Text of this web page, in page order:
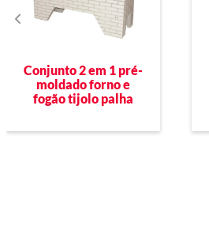
Conjunto 2 em 1 pré-
moldado forno e
fogão tijolo palha